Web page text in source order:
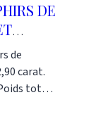
DE
de
carat.
total